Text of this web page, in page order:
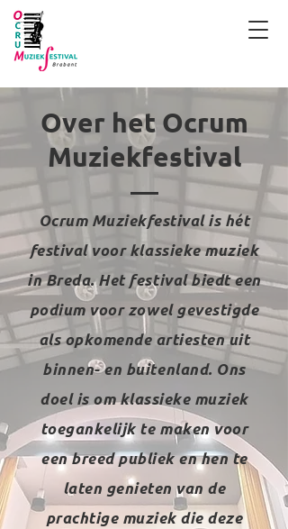
Over het Ocrum
Muziekfestival
Ocrum Muziekfestival is hét
festival voor klassieke muziek
in Breda. Het festival biedt een
podium voor zowel gevestigde
als opkomende artiesten uit
binnen- en buitenland. Ons
doel is om klassieke muziek
toegankelijk te maken voor
een breed publiek en hen te
laten genieten van de
prachtige muziek die deze